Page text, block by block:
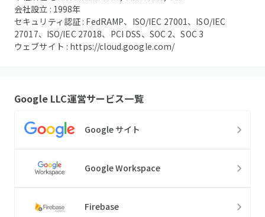
会社設立 : 1998年
セキュリティ認証 : FedRAMP、ISO/IEC 27001、ISO/IEC
27017、ISO/IEC 27018、PCI DSS、SOC 2、SOC 3
ウェブサイト : https://cloud.google.com/
Google LLC運営サービス一覧
Google サイト
Google Workspace
Firebase